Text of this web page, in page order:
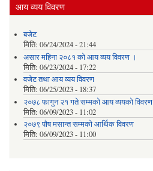
आय व्यय विवरण
बजेट
मिति: 06/24/2024 - 21:44
असार महिना २०८१ को आय व्यय विवरण ।
मिति: 06/23/2024 - 17:22
वजेट तथा आय व्यय विवरण
मिति: 06/25/2023 - 18:37
२०७८ फागुन २१ गते सम्मको आय व्ययको विवरण
मिति: 06/09/2023 - 11:02
२०७९ पौष मसान्त सम्मको आर्थिक विवरण
मिति: 06/09/2023 - 11:00